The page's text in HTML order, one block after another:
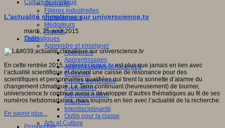
Etudiants
Filières industrielles
Institutionnels
Médiateurs
Parents
Thématiques
Apprendre et enseigner
Apprendre
Apprentissages
Apprentissages collaboratifs
Créativité
Culture numérique
Evaluations
Individualisation
Initiatives
Interdisciplinarité
Outils pour la classe
Arts et Culture
Culture scientifique
L'actualité climatique sur universcience.tv
mardi, 25 août 2015
Outils
En cette rentrée 2015,universcience.tvest plus que jamais en lien avec
l’actualité scientifique et devient une caisse de résonance pour des
scientifiques et personnalités qualifiées qui tirent la sonnette d’alarme du
changement climatique. La Terre continuant (heureusement) de tourner,
universcience.tv continue aussi à développer d’autres thématiques au fil de ses
numéros hebdomadaires, mais toujours en lien avec l’actualité de la recherche.
En savoir plus...
Prospective